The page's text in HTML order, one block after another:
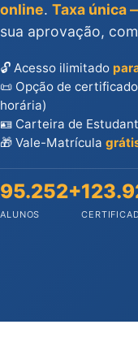
online. Taxa única
sua aprovação,
🔓 Acesso ilimitado
📜 Opção de
horária)
🪪 Carteira de
🎁 Vale-Matrícula
95.252+
ALUNOS